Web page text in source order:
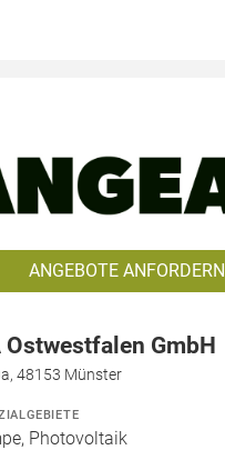
ANGEBOTE ANFORDERN
Ostwestfalen GmbH
48153 Münster
Photovoltaik